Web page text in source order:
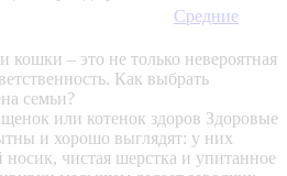
Средние
кошки – это не только невероятная
Как выбрать
семьи?
или котенок здоров Здоровые
и хорошо выглядят: у них
чистая шерстка и упитанное